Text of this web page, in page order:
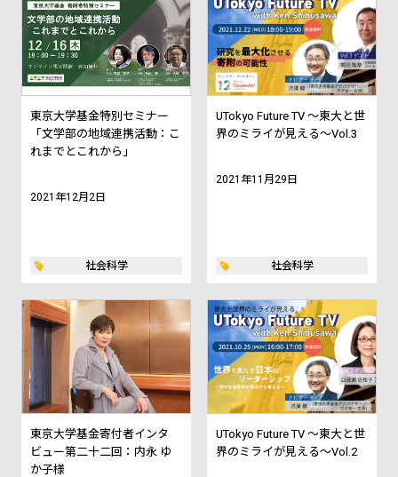
東京大学基金特別セミナー
「文学部の地域連携活動：こ
れまでとこれから」
2021年12月2日
社会科学
UTokyo Future TV ～東大と世
界のミライが見える～Vol.3
2021年11月29日
社会科学
東京大学基金寄付者インタ
ビュー第二十二回：内永 ゆ
か子様
UTokyo Future TV ～東大と世
界のミライが見える～Vol.2